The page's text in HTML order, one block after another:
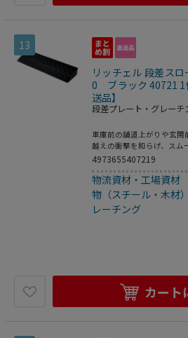
13
リッチェル 段差ス
0 ブラック 40721 1
送品】
段差プレート・グレーチ
車庫前の舗道上がりや玄
越えの衝撃を和らげ、スム
慮し、再生ゴムを使用して
のグリップ力があるので、
り、雨水などに流されにく
可能でボルトで固定でき
1コ／ワッシャー2コ●製品
4973655407219
物流資材・工場資材
物（スチール・木材）
レーチング
カート